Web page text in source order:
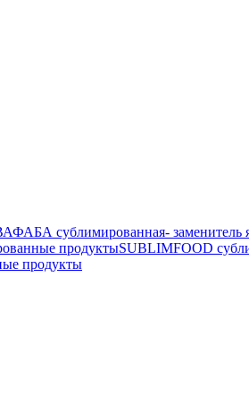
сублимированная- заменитель
продуктыSUBLIMFOOD
продукты